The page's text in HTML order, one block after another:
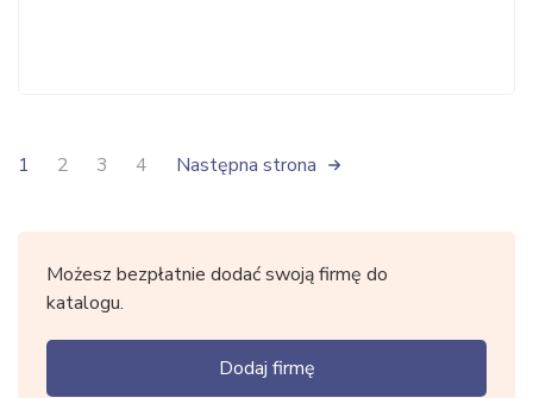
1 2 3 4 Następna strona
Możesz bezpłatnie dodać swoją firmę do
katalogu.
Dodaj firmę